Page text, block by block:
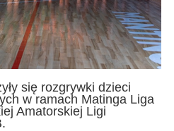
się rozgrywki dzieci
w ramach Matinga Liga
Amatorskiej Ligi